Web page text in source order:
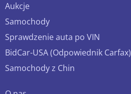
Aukcje
Samochody
Sprawdzenie auta po VIN
BidCar-USA (Odpowiednik Carfax)
Samochody z Chin